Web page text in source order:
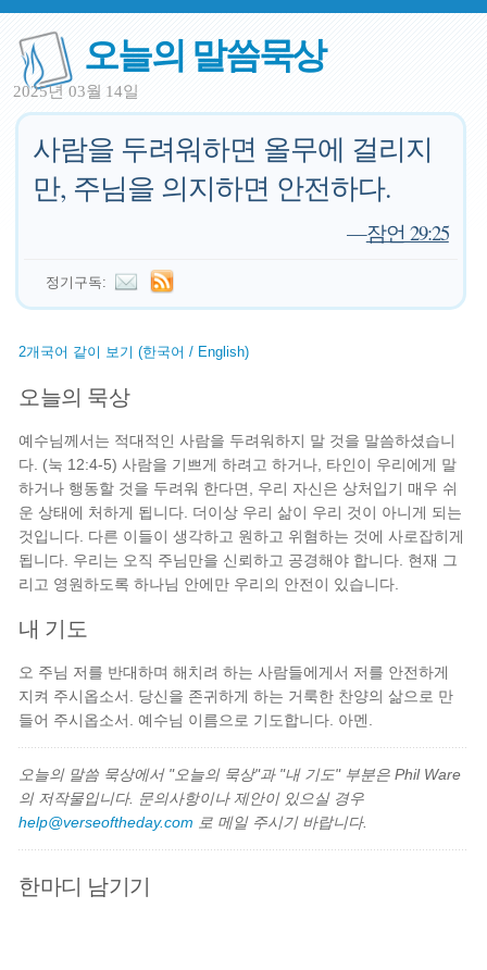
오늘의 말씀묵상
2025년 03월 14일
사람을 두려워하면 올무에 걸리지
만, 주님을 의지하면 안전하다.
—잠언 29:25
정기구독:
2개국어 같이 보기 (한국어 / English)
오늘의 묵상
예수님께서는 적대적인 사람을 두려워하지 말 것을 말씀하셨습니
다. (눅 12:4-5) 사람을 기쁘게 하려고 하거나, 타인이 우리에게 말
하거나 행동할 것을 두려워 한다면, 우리 자신은 상처입기 매우 쉬
운 상태에 처하게 됩니다. 더이상 우리 삶이 우리 것이 아니게 되는
것입니다. 다른 이들이 생각하고 원하고 위혐하는 것에 사로잡히게
됩니다. 우리는 오직 주님만을 신뢰하고 공경해야 합니다. 현재 그
리고 영원하도록 하나님 안에만 우리의 안전이 있습니다.
내 기도
오 주님 저를 반대하며 해치려 하는 사람들에게서 저를 안전하게
지켜 주시옵소서. 당신을 존귀하게 하는 거룩한 찬양의 삶으로 만
들어 주시옵소서. 예수님 이름으로 기도합니다. 아멘.
오늘의 말씀 묵상에서 "오늘의 묵상"과 "내 기도" 부분은 Phil Ware
의 저작물입니다. 문의사항이나 제안이 있으실 경우
help@verseoftheday.com 로 메일 주시기 바랍니다.
한마디 남기기